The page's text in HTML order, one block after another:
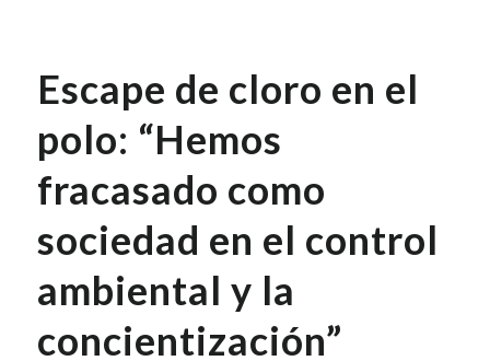
Escape de cloro en el
polo: “Hemos
fracasado como
sociedad en el control
ambiental y la
concientización”